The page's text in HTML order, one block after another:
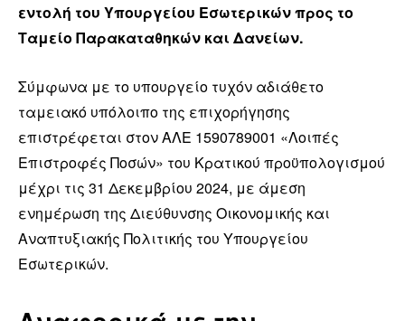
εντολή του Υπουργείου Εσωτερικών προς το
Ταμείο Παρακαταθηκών και Δανείων.
Σύμφωνα με το υπουργείο τυχόν αδιάθετο
ταμειακό υπόλοιπο της επιχορήγησης
επιστρέφεται στον ΑΛΕ 1590789001 «Λοιπές
Επιστροφές Ποσών» του Κρατικού προϋπολογισμού
μέχρι τις 31 Δεκεμβρίου 2024, με άμεση
ενημέρωση της Διεύθυνσης Οικονομικής και
Αναπτυξιακής Πολιτικής του Υπουργείου
Εσωτερικών.